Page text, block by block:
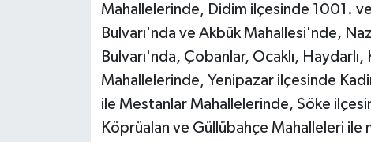
Mahallelerinde, Didim ilçesinde 1001.
Bulvarı'nda ve Akbük Mahallesi'nde,
Bulvarı'nda, Çobanlar, Ocaklı,
Mahallelerinde, Yenipazar ilçesinde
ile Mestanlar Mahallelerinde, Söke
Köprüalan ve Güllübahçe Mahalleleri